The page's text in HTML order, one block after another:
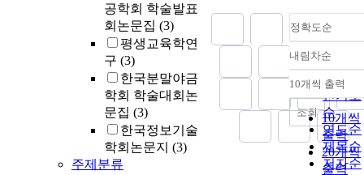
공학회 학술발표
회논문집 (3)
평생교육학연
구 (3)
한국분말야금
학회 학술대회논
문집 (3)
한국정보기술
학회논문지 (3)
주제분류
increases,
makes real-
paper, we
improve the
convergence
characteristics
of the adaptive
filter using the
정확도순
정확도
순
인기도
순
연도순
제목순
저자순
내림차순
내림
10개씩 출력
10개씩
출력
20개씩
출력
조회